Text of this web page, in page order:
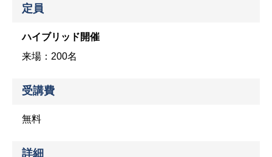
定員
ハイブリッド開催
来場：200名
受講費
無料
詳細